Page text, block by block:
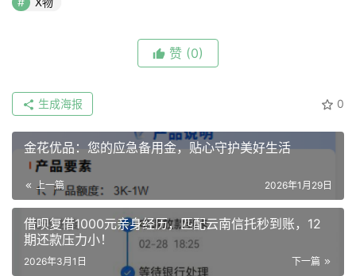
赞 (0)
0
生成海报
金花优品：您的应急备用金，贴心守护美好生活
上一篇 2026年1月29日
借呗复借1000元亲身经历，匹配云南信托秒到账，12
期还款压力小！
下一篇
2026年3月1日